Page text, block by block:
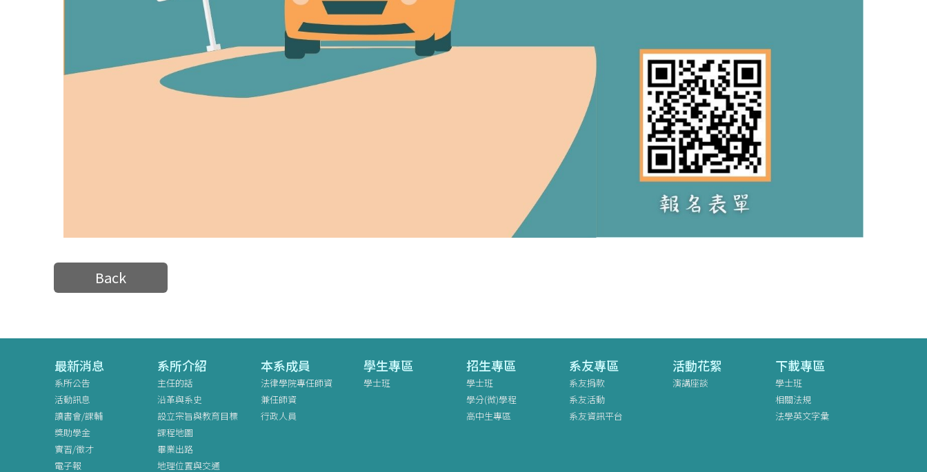
Back
最新消息
系所公告
活動訊息
讀書會/課輔
獎助學金
實習/徵才
電子報
系所介紹
主任的話
沿革與系史
設立宗旨與教育目標
課程地圖
畢業出路
地理位置與交通
本系成員
法律學院專任師資
兼任師資
行政人員
學生專區
學士班
招生專區
學士班
學分(微)學程
高中生專區
系友專區
系友捐款
系友活動
系友資訊平台
活動花絮
演講座談
下載專區
學士班
相關法規
法學英文字彙